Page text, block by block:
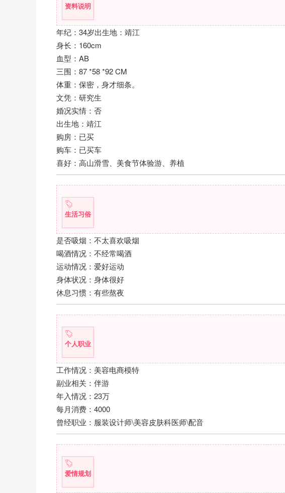
资料说明
年纪：34岁出生地：靖江
身长：160cm
血型：AB
三围：87 *58 *92 CM
体重：保密，身才细条。
文凭：研究生
婚况实情：否
出生地：靖江
购房：已买
购车：已买车
喜好：高山滑雪、美食节体验游、养植
生活习俗
是否吸烟：不太喜欢吸烟
喝酒情况：不经常喝酒
运动情况：爱好运动
身体状况：身体很好
休息习惯：有些熬夜
个人职业
工作情况：美容电商模特
副业相关：伴游
年入情况：23万
每月消费：4000
曾经职业：服装设计师\美容皮肤科医师\配音
爱情规划